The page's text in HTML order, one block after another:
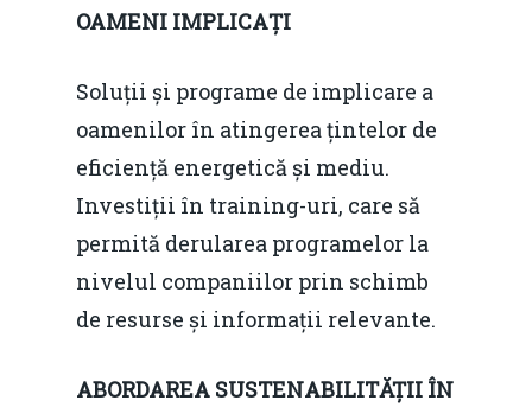
OAMENI IMPLICAȚI
Soluții și programe de implicare a
oamenilor în atingerea țintelor de
eficiență energetică și mediu.
Investiții în training-uri, care să
permită derularea programelor la
nivelul companiilor prin schimb
de resurse și informații relevante.
ABORDAREA SUSTENABILITĂȚII ÎN
Home